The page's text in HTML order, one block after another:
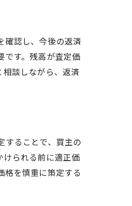
確認し、今後の返済
です。残高が査定価
談しながら、返済
することで、買主の
けられる前に適正価
格を慎重に策定する